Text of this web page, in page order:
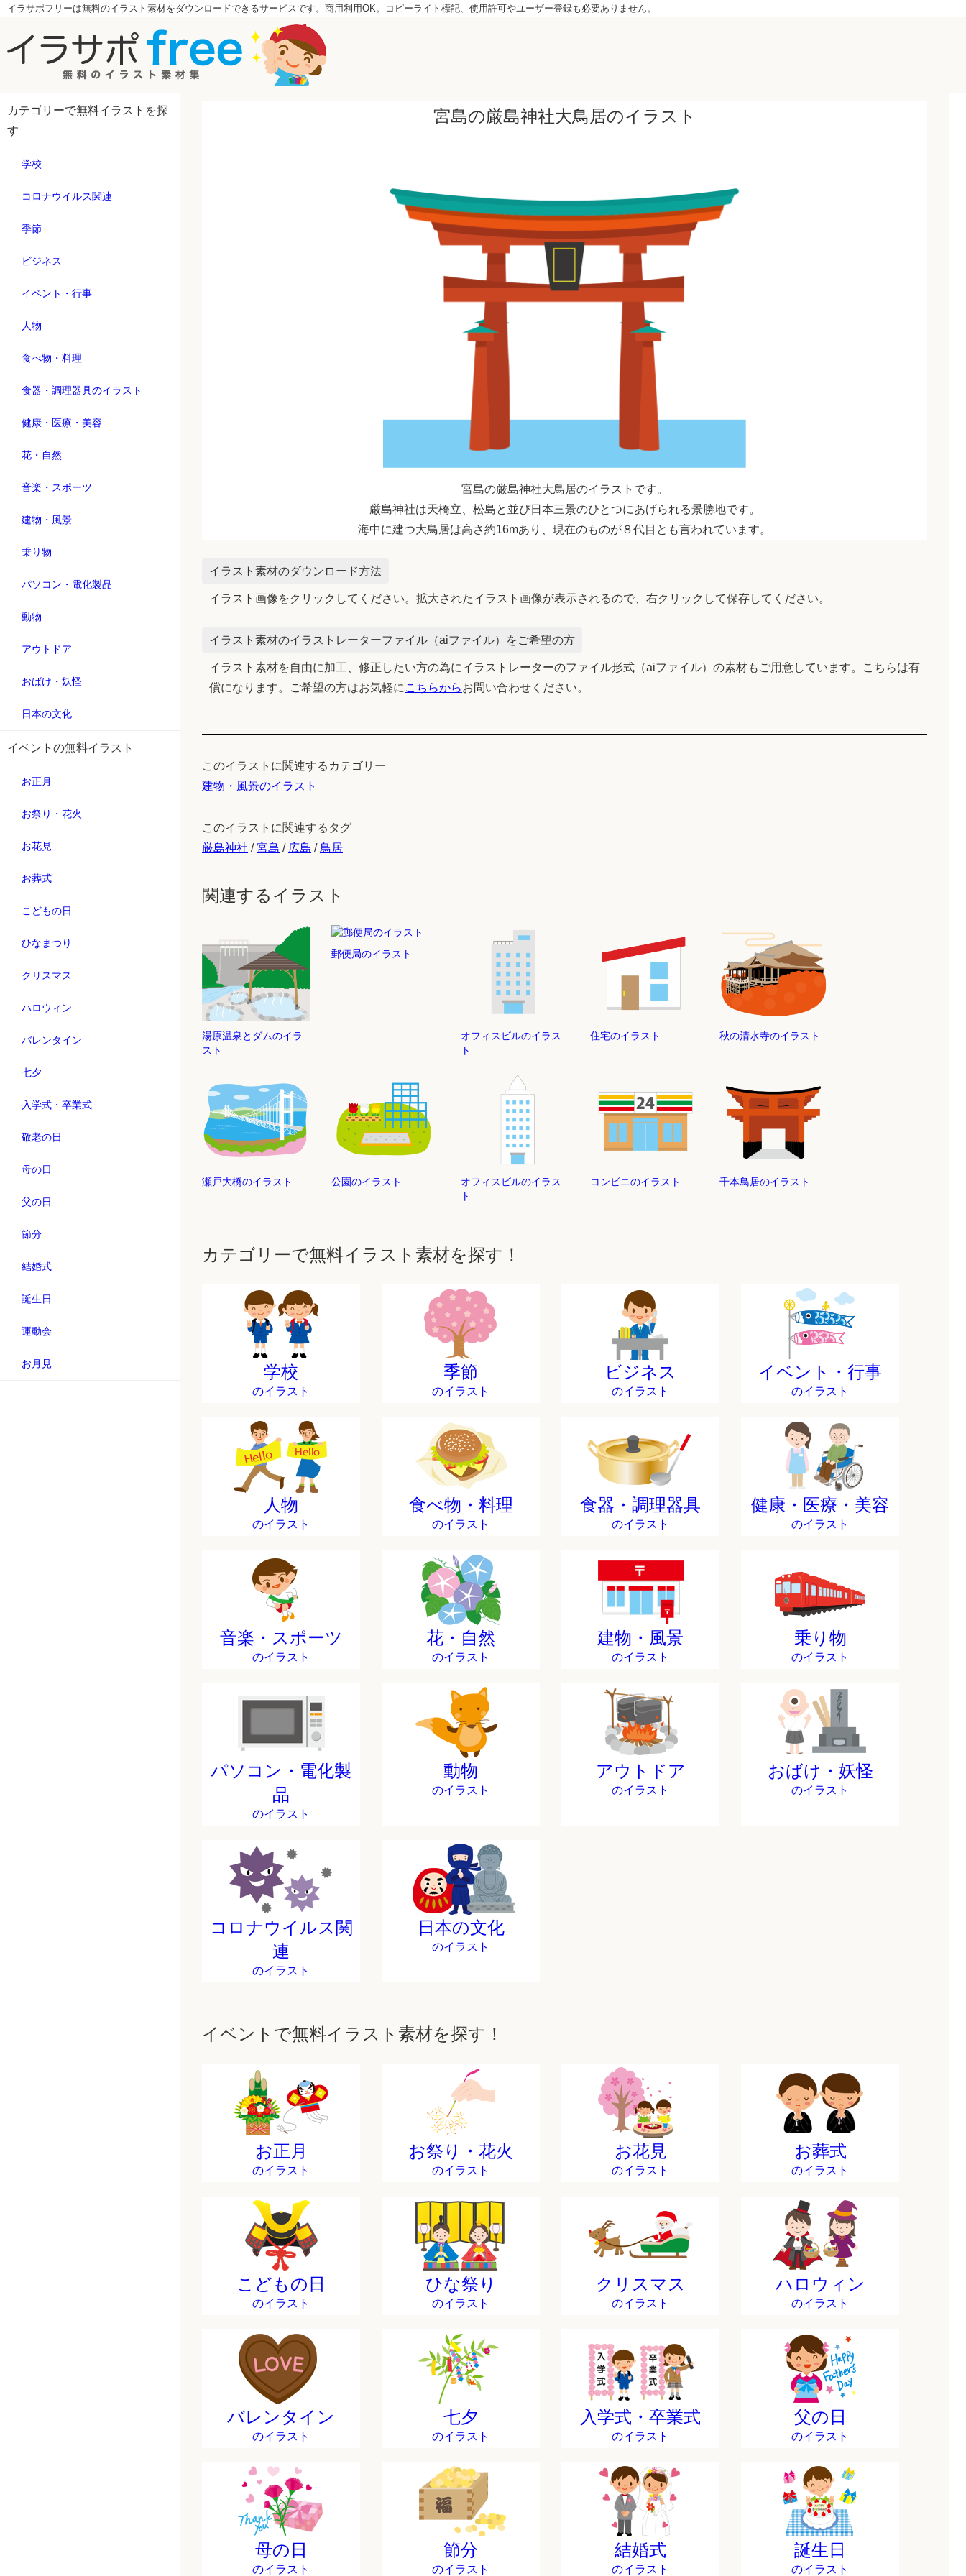
イラサポフリーは無料のイラスト素材をダウンロードできるサービスです。商用利用OK。コピーライト標記、使用許可やユーザー登録も必要ありません。
カテゴリーで無料イラストを探
す
学校
コロナウイルス関連
季節
ビジネス
イベント・行事
人物
食べ物・料理
食器・調理器具のイラスト
健康・医療・美容
花・自然
音楽・スポーツ
建物・風景
乗り物
パソコン・電化製品
動物
アウトドア
おばけ・妖怪
日本の文化
イベントの無料イラスト
お正月
お祭り・花火
お花見
お葬式
こどもの日
ひなまつり
クリスマス
ハロウィン
バレンタイン
七夕
入学式・卒業式
敬老の日
母の日
父の日
節分
結婚式
誕生日
運動会
お月見
宮島の厳島神社大鳥居のイラスト
宮島の厳島神社大鳥居のイラストです。
厳島神社は天橋立、松島と並び日本三景のひとつにあげられる景勝地です。
海中に建つ大鳥居は高さ約16mあり、現在のものが８代目とも言われています。
イラスト素材のダウンロード方法
イラスト画像をクリックしてください。拡大されたイラスト画像が表示されるので、右クリックして保存してください。
イラスト素材のイラストレーターファイル（aiファイル）をご希望の方
イラスト素材を自由に加工、修正したい方の為にイラストレーターのファイル形式（aiファイル）の素材もご用意しています。こちらは有
償になります。ご希望の方はお気軽に こちらからお問い合わせください。
このイラストに関連するカテゴリー
建物・風景のイラスト
このイラストに関連するタグ
厳島神社 /宮島 / 広島 / 鳥居
関連するイラスト
湯原温泉とダムのイラ
スト
郵便局のイラスト
オフィスビルのイラス
ト
住宅のイラスト 秋の清水寺のイラスト
瀬戸大橋のイラスト 公園のイラスト
オフィスビルのイラス
ト
コンビニのイラスト 千本鳥居のイラスト
カテゴリーで無料イラスト素材を探す！
学校
のイラスト
季節
のイラスト
ビジネス
のイラスト
イベント・行事
のイラスト
人物
のイラスト
食べ物・料理
のイラスト
食器・調理器具
のイラスト
健康・医療・美容
のイラスト
音楽・スポーツ
のイラスト
花・自然
のイラスト
建物・風景
のイラスト
乗り物
のイラスト
パソコン・電化製
品
のイラスト
動物
のイラスト
アウトドア
のイラスト
おばけ・妖怪
のイラスト
コロナウイルス関
連
のイラスト
日本の文化
のイラスト
イベントで無料イラスト素材を探す！
お正月
のイラスト
お祭り・花火
のイラスト
お花見
のイラスト
お葬式
のイラスト
こどもの日
のイラスト
ひな祭り
のイラスト
クリスマス
のイラスト
ハロウィン
のイラスト
バレンタイン
のイラスト
七夕
のイラスト
入学式・卒業式
のイラスト
父の日
のイラスト
母の日
のイラスト
節分
のイラスト
結婚式
のイラスト
誕生日
のイラスト